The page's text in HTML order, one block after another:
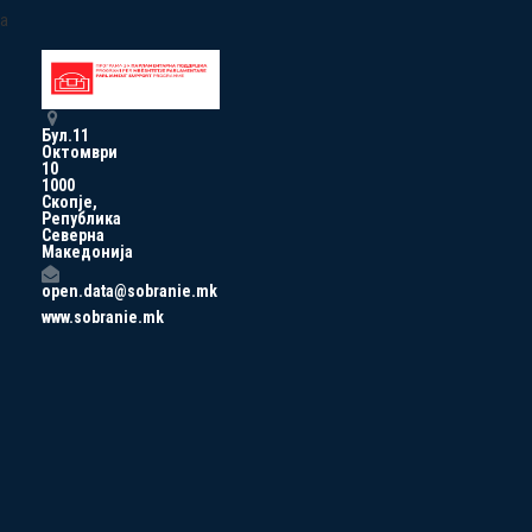
a
Бул.11
Октомври
10
1000
Скопје,
Република
Северна
Македонија
open.data@sobranie.mk
www.sobranie.mk